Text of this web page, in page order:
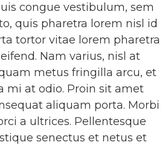
congue vestibulum, sem
quis pharetra lorem nisl id
tortor vitae lorem pharetra
Nam varius, nisl at
metus fringilla arcu, et
mi at odio. Proin sit amet
aliquam porta. Morbi
a ultrices. Pellentesque
senectus et netus et